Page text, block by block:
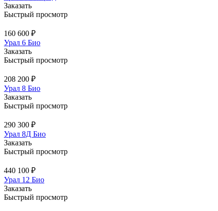
Заказать
Быстрый просмотр
160 600 ₽
Урал 6 Био
Заказать
Быстрый просмотр
208 200 ₽
Урал 8 Био
Заказать
Быстрый просмотр
290 300 ₽
Урал 8Д Био
Заказать
Быстрый просмотр
440 100 ₽
Урал 12 Био
Заказать
Быстрый просмотр